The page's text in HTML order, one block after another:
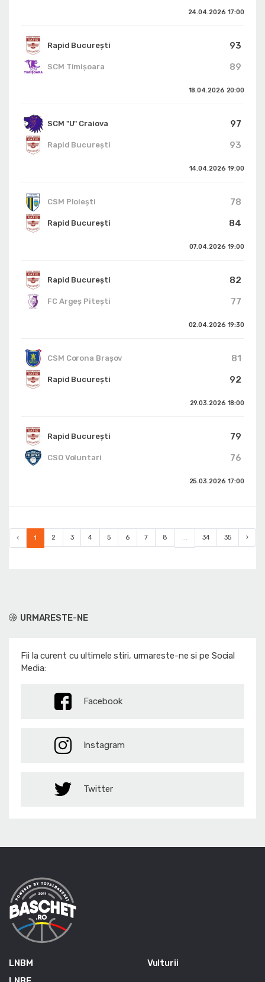
24.04.2026 17:00
Rapid București
93
89
SCM Timișoara
18.04.2026 20:00
SCM "U" Craiova
97
93
Rapid București
14.04.2026 19:00
CSM Ploiești
78
84
Rapid București
07.04.2026 19:00
Rapid București
82
77
FC Argeș Pitești
02.04.2026 19:30
CSM Corona Braşov
81
92
Rapid București
29.03.2026 18:00
Rapid București
79
76
CSO Voluntari
25.03.2026 17:00
‹ 1 2 3 4 5 6 7 8 ... 34 35 ›
URMARESTE-NE
Fii la curent cu ultimele stiri, urmareste-ne si pe Social
Media:
Facebook
Instagram
Twitter
LNBM
Vulturii